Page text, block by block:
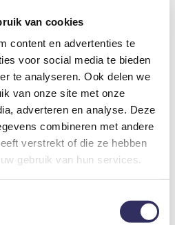
van cookies
content en advertenties te
voor social media te bieden
te analyseren. Ook delen we
van onze site met onze
adverteren en analyse. Deze
combineren met andere
verstrekt of die ze hebben
gebruik van hun services.
hier in een kwartier naar het
met 5 of meer personen.
€ 11,00 per persoon per nacht